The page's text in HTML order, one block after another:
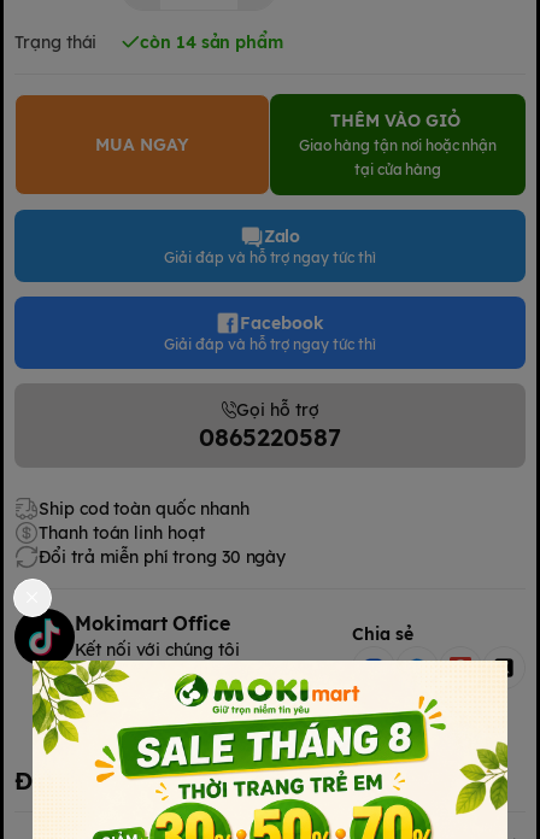
Trạng thái còn 14 sản phẩm
MUA NGAY
THÊM VÀO GIỎ
Giao hàng tận nơi hoặc nhận
tại cửa hàng
Zalo
Giải đáp và hỗ trợ ngay tức thì
Facebook
Giải đáp và hỗ trợ ngay tức thì
Gọi hỗ trợ
0865220587
Ship cod toàn quốc nhanh
Thanh toán linh hoạt
Đổi trả miễn phí trong 30 ngày
Mokimart Office
Kết nối với chúng tôi
Kết nối với chúng tôi
Chia sẻ
Đặc điểm nổi bật